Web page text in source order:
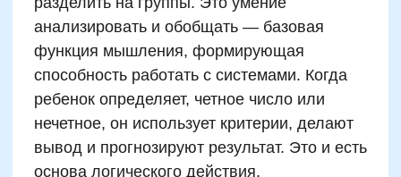
Политика конфиденциальности
Организация и осуществление образовательной
деятельности по программе доп. образования
АВТОНОМНАЯ НЕКОММЕРЧЕСКАЯ ОРГАНИЗАЦИЯ
ДОПОЛНИТЕЛЬНОГО ОБРАЗОВАНИЯ "ШКОЛА
Публичная оферта